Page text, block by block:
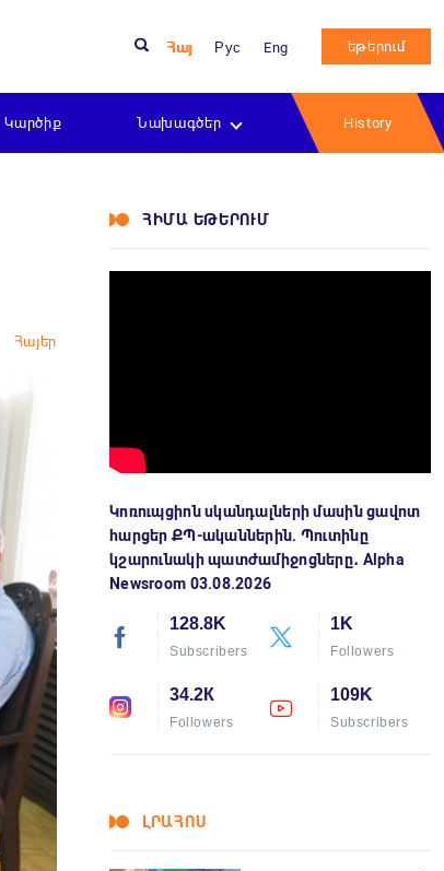
Հայ Рус Eng եթերում
Կարծիք Նախագծեր History
Հայեր
ՀԻՄԱ ԵԹԵՐՈՒՄ
Կոռուպցիոն սկանդալների մասին ցավոտ
հարցեր ՔՊ-ականներին. Պուտինը
կշարունակի պատժամիջոցները․ Alpha
Newsroom 03.08.2026
128.8K
Subscribers
1K
Followers
34.2К
Followers
109K
Subscribers
ԼՐԱՀՈՍ